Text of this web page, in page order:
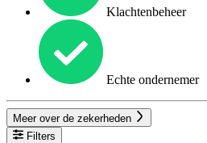
Klachtenbeheer
Echte ondernemer
Meer over de zekerheden
Filters